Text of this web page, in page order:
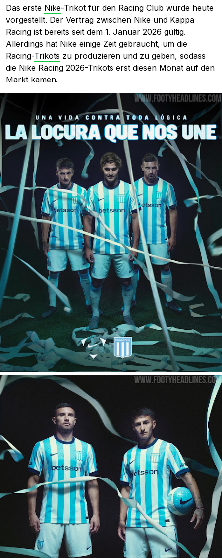
Das erste Nike-Trikot für den Racing Club wurde heute
vorgestellt. Der Vertrag zwischen Nike und Kappa
Racing ist bereits seit dem 1. Januar 2026 gültig.
Allerdings hat Nike einige Zeit gebraucht, um die
Racing-Trikots zu produzieren und zu geben, sodass
die Nike Racing 2026-Trikots erst diesen Monat auf den
Markt kamen.